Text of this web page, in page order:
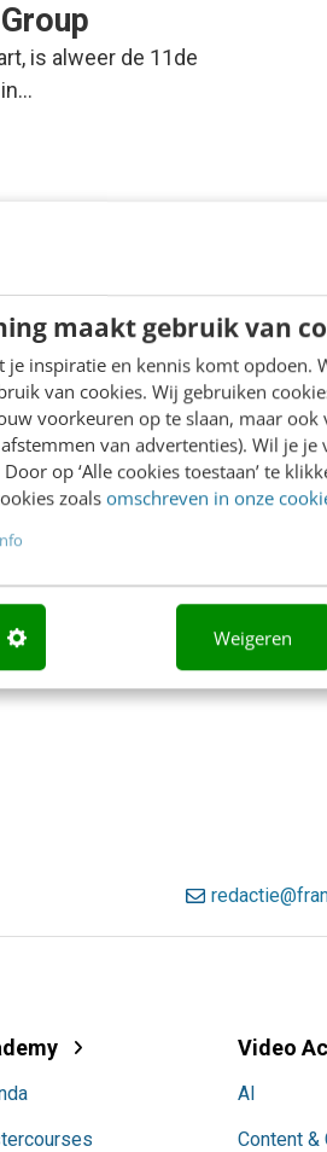
maakt gebruik van
je inspiratie en kennis komt opdoen.
van cookies. Wij gebruiken
voorkeuren op te slaan, maar
van advertenties). Wil je je
Door op ‘Alle cookies toestaan’ te
zoals omschreven in onze
Weigeren
is alweer de 11de
Video
AI
Content &